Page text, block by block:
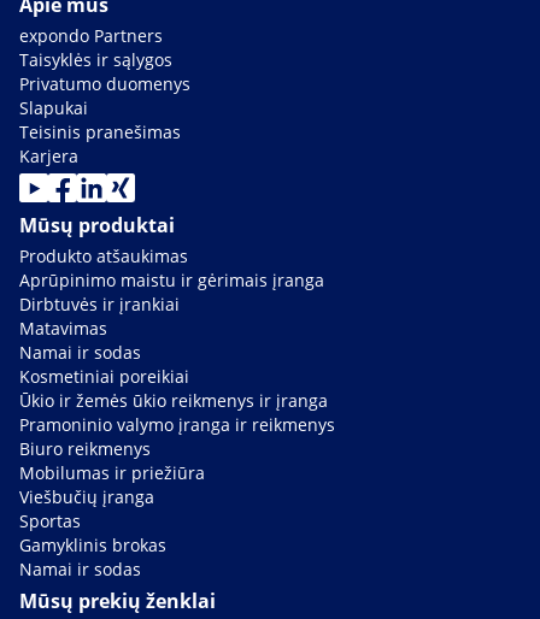
expondo Partners
Taisyklės ir sąlygos
Privatumo duomenys
Slapukai
Teisinis pranešimas
Karjera
Mūsų produktai
Produkto atšaukimas
Aprūpinimo maistu ir gėrimais įranga
Dirbtuvės ir įrankiai
Matavimas
Namai ir sodas
Kosmetiniai poreikiai
Ūkio ir žemės ūkio reikmenys ir įranga
Pramoninio valymo įranga ir reikmenys
Biuro reikmenys
Mobilumas ir priežiūra
Viešbučių įranga
Sportas
Gamyklinis brokas
Namai ir sodas
Mūsų prekių ženklai